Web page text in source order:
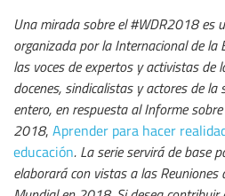
Una mirada sobre el #WDR2018 es
organizada por la Internacional de la
las voces de expertos y activistas de
docenes, sindicalistas y actores de
entero, en respuesta al Informe
2018, Aprender para hacer
educación. La serie servirá de base
elaborará con vistas a las Reuniones